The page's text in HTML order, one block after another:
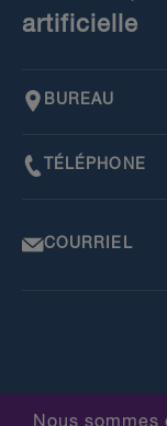
artificielle
BUREAU
TÉLÉPHONE
COURRIEL
Nous